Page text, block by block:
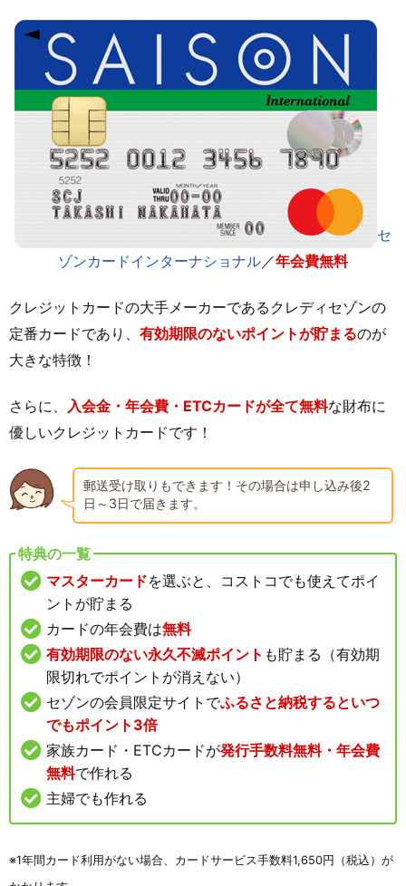
セ
ゾンカードインターナショナル ／年会費無料
クレジットカードの大手メーカーであるクレディセゾンの
定番カードであり、 有効期限のないポイントが貯まるのが
大きな特徴！
さらに、 入会金・年会費・ETCカードが全て無料な財布に
優しいクレジットカードです！
郵送受け取りもできます！その場合は申し込み後2
日～3日で届きます。
特典の一覧
マスターカードを選ぶと、コストコでも使えてポイ
ントが貯まる
カードの年会費は無料
有効期限のない永久不滅ポイント も貯まる（有効期
限切れでポイントが消えない）
セゾンの会員限定サイトでふるさと納税するといつ
でもポイント3倍
家族カード・ETCカードが発行手数料無料・年会費
無料で作れる
主婦でも作れる
※1年間カード利用がない場合、カードサービス手数料1,650円（税込）が